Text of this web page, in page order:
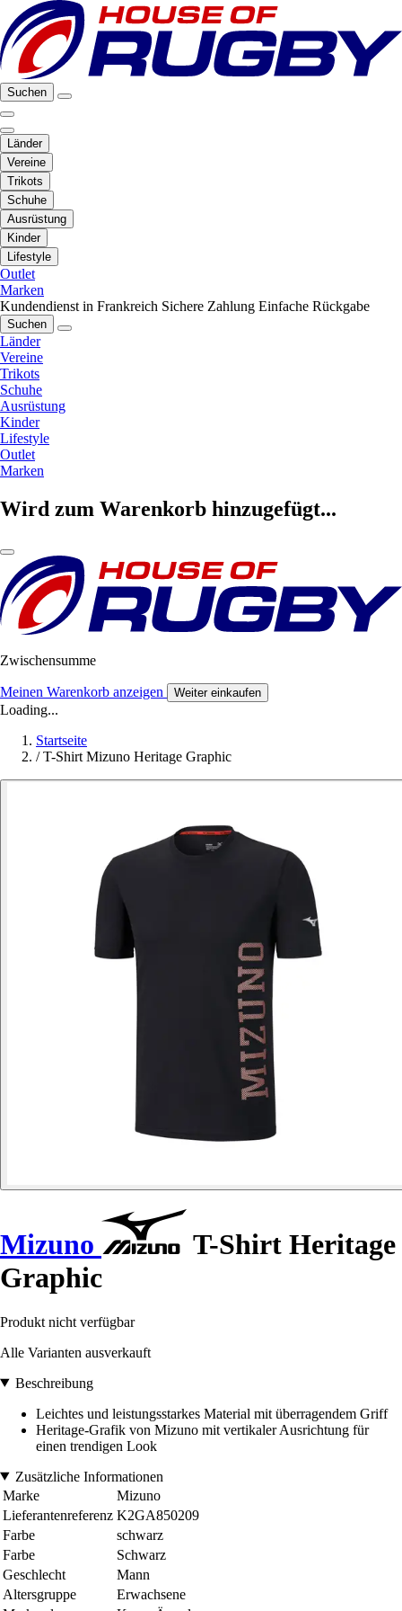
Suchen
Länder
Vereine
Trikots
Schuhe
Ausrüstung
Kinder
Lifestyle
Outlet
Marken
Kundendienst in Frankreich Sichere Zahlung Einfache Rückgabe
Suchen
Länder
Vereine
Trikots
Schuhe
Ausrüstung
Kinder
Lifestyle
Outlet
Marken
Wird zum Warenkorb hinzugefügt...
Zwischensumme
Meinen Warenkorb anzeigen Weiter einkaufen
Loading...
Startseite
/ T-Shirt Mizuno Heritage Graphic
Mizuno
T-Shirt Heritage
Graphic
Produkt nicht verfügbar
Alle Varianten ausverkauft
Beschreibung
Leichtes und leistungsstarkes Material mit überragendem Griff
Heritage-Grafik von Mizuno mit vertikaler Ausrichtung für
einen trendigen Look
Zusätzliche Informationen
Marke
Mizuno
Lieferantenreferenz K2GA850209
Farbe
schwarz
Farbe
Schwarz
Geschlecht
Mann
Altersgruppe
Erwachsene